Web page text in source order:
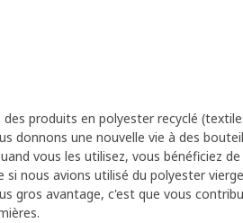
produits en polyester recyclé
donnons une nouvelle vie à des
vous les utilisez, vous bénéficiez
nous avions utilisé du polyester
gros avantage, c'est que vous